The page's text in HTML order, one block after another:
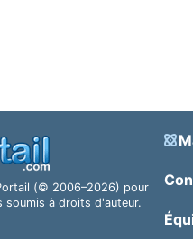
(© 2006–2026) pour
soumis à droits d'auteur.